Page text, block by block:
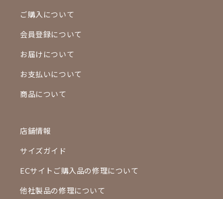
ご購入について
会員登録について
お届けについて
お支払いについて
商品について
店舗情報
サイズガイド
ECサイトご購入品の修理について
他社製品の修理について